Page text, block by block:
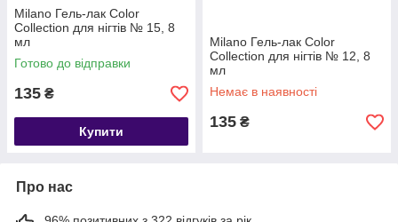
Milano Гель-лак Color
Collection для нігтів № 15, 8
мл
Готово до відправки
135 ₴
Купити
Milano Гель-лак Color
Collection для нігтів № 12, 8
мл
Немає в наявності
135 ₴
Про нас